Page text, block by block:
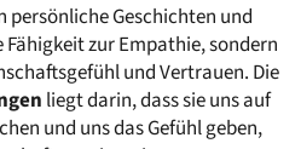
Geschichten und
zur Empathie, sondern
und Vertrauen. Die
liegt darin, dass sie uns auf
und uns das Gefühl geben,